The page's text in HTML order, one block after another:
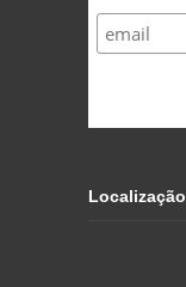
Localização